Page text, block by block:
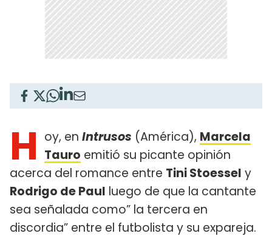
H oy, en Intrusos (América), Marcela
Tauro emitió su picante opinión
acerca del romance entre Tini Stoessel y
Rodrigo de Paul luego de que la cantante
sea señalada como” la tercera en
discordia” entre el futbolista y su expareja.